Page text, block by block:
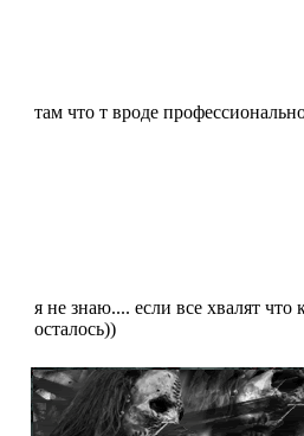
там что т вроде
я не знаю.... если все хвалят
осталось))